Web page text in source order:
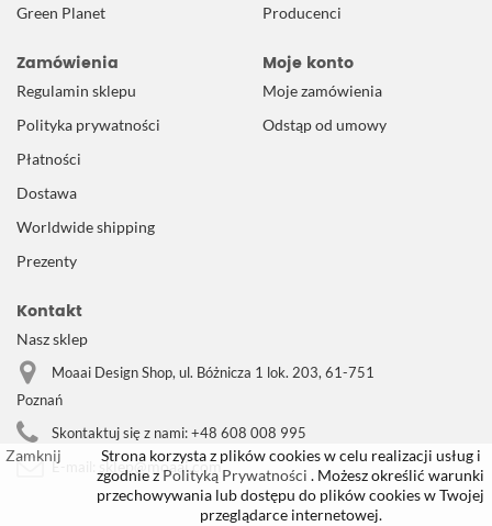
Green Planet
Producenci
Zamówienia
Regulamin sklepu
Polityka prywatności
Płatności
Dostawa
Worldwide shipping
Prezenty
Moje konto
Moje zamówienia
Odstąp od umowy
Kontakt
Nasz sklep
Moaai Design Shop, ul. Bóżnicza 1 lok. 203, 61-751
Poznań
Skontaktuj się z nami:+48 608 008 995
E-mail:
sklep@moaai.com
Zamknij
Strona korzysta z plików cookies w celu realizacji usług i
zgodnie z Polityką Prywatności . Możesz określić warunki
przechowywania lub dostępu do plików cookies w Twojej
przeglądarce internetowej.